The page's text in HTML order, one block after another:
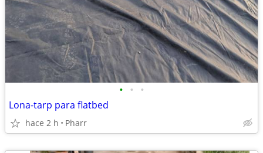
• • •
Lona-tarp para flatbed
hace 2 h Pharr